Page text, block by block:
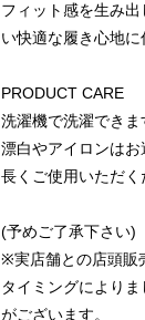
フィット感を生み
い快適な履き心地
PRODUCT CARE
洗濯機で洗濯できま
漂白やアイロンはお
長くご使用いただく
(予めご了承下さい)
※実店舗との店頭販
タイミングにより
がございます。